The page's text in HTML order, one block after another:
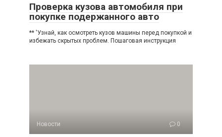
Проверка кузова автомобиля при
покупке подержанного авто
** 'Узнай, как осмотреть кузов машины перед покупкой и
избежать скрытых проблем. Пошаговая инструкция
Новости 0